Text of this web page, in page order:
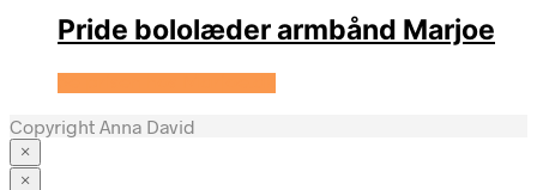
Pride bololæder armbånd Marjoe
Copyright Anna David
×
×